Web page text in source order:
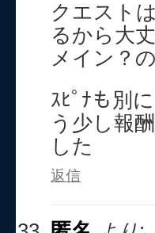
クエスト
るから大
メイン？
ｽﾋﾟﾅも別
う少し報
した
返信